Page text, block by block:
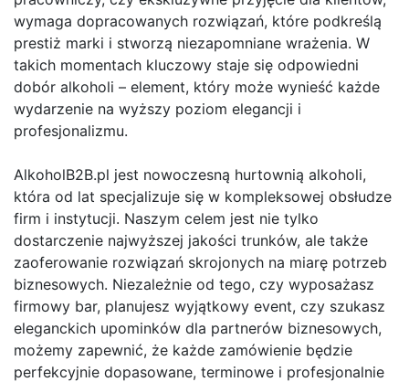
wymaga dopracowanych rozwiązań, które podkreślą
prestiż marki i stworzą niezapomniane wrażenia. W
takich momentach kluczowy staje się odpowiedni
dobór alkoholi – element, który może wynieść każde
wydarzenie na wyższy poziom elegancji i
profesjonalizmu.
AlkoholB2B.pl jest nowoczesną hurtownią alkoholi,
która od lat specjalizuje się w kompleksowej obsłudze
firm i instytucji. Naszym celem jest nie tylko
dostarczenie najwyższej jakości trunków, ale także
zaoferowanie rozwiązań skrojonych na miarę potrzeb
biznesowych. Niezależnie od tego, czy wyposażasz
firmowy bar, planujesz wyjątkowy event, czy szukasz
eleganckich upominków dla partnerów biznesowych,
możemy zapewnić, że każde zamówienie będzie
perfekcyjnie dopasowane, terminowe i profesjonalnie